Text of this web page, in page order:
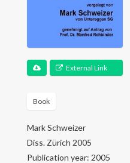
Forschung
Publikationen
Kontakt
External Link
Book
Mark Schweizer
Diss. Zürich 2005
Publication year: 2005